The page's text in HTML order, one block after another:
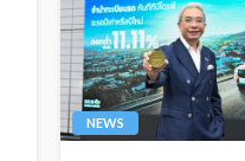
NEWS